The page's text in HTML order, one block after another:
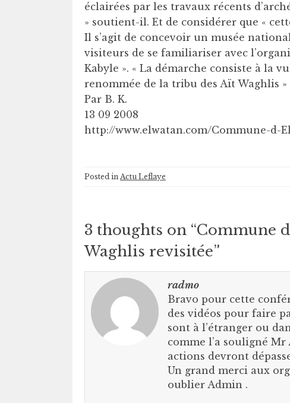
éclairées par les travaux récents
» soutient-il. Et de considérer que «
Il s’agit de concevoir un musée
visiteurs de se familiariser avec
Kabyle ». « La démarche consiste à la
renommée de la tribu des Aït Waghlis
Par B. K.
13 09 2008
http://www.elwatan.com/Commune-d-
Posted in Actu Leflaye
3 thoughts on “Commune
Waghlis revisitée”
radmo
Bravo pour cette
des vidéos pour faire
sont à l’étranger ou
comme l’a souligné
actions devront
Un grand merci aux
oublier Admin .